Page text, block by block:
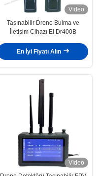
Video
Taşınabilir Drone Bulma ve
İletişim Cihazı El Dr400B
En İyi Fiyatı Alın
Video